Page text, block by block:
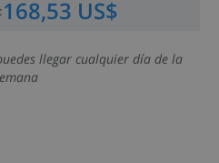
:168,53 US$
llegar cualquier día de la